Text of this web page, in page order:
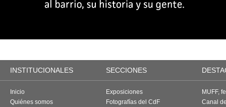
INSTITUCIONALES SECCIONES
Inicio
Quiénes somos
Exposiciones
Fotografías del CdF
MUFF,
Canal